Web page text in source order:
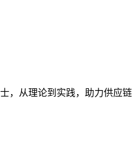
，从理论到实践，助力供应